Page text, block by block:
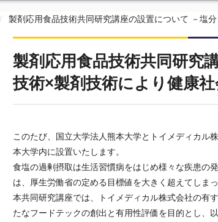
製剤応用食品技術共同研究講座の設置について －塩
製剤応用食品技術共同研究
技術×製剤技術により健康
このたび、国立大学法人熊本大学とトイメディカル
本大学内に設置いたします。
食塩の過剰摂取は生活習慣病をはじめ様々な疾患の
は、厚生労働省の定める目標値を大きく超えてしま
本共同研究講座では、トイメディカル株式会社の有
たなフードテックの創出と有用性評価を目的とし、